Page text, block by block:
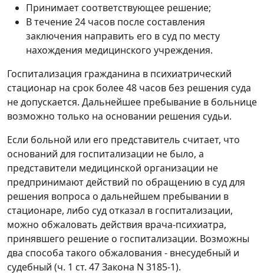
Принимает соответствующее решение;
В течение 24 часов после составления
заключения направить его в суд по месту
нахождения медицинского учреждения.
Госпитализация гражданина в психиатрический
стационар на срок более 48 часов без решения суда
не допускается. Дальнейшее пребывание в больнице
возможно только на основании решения судьи.
Если больной или его представитель считает, что
оснований для госпитализации не было, а
представители медицинской организации не
предпринимают действий по обращению в суд для
решения вопроса о дальнейшем пребывании в
стационаре, либо суд отказал в госпитализации,
можно обжаловать действия врача-психиатра,
принявшего решение о госпитализации. Возможны
два способа такого обжалования - внесудебный и
судебный (ч. 1 ст. 47 Закона N 3185-1).